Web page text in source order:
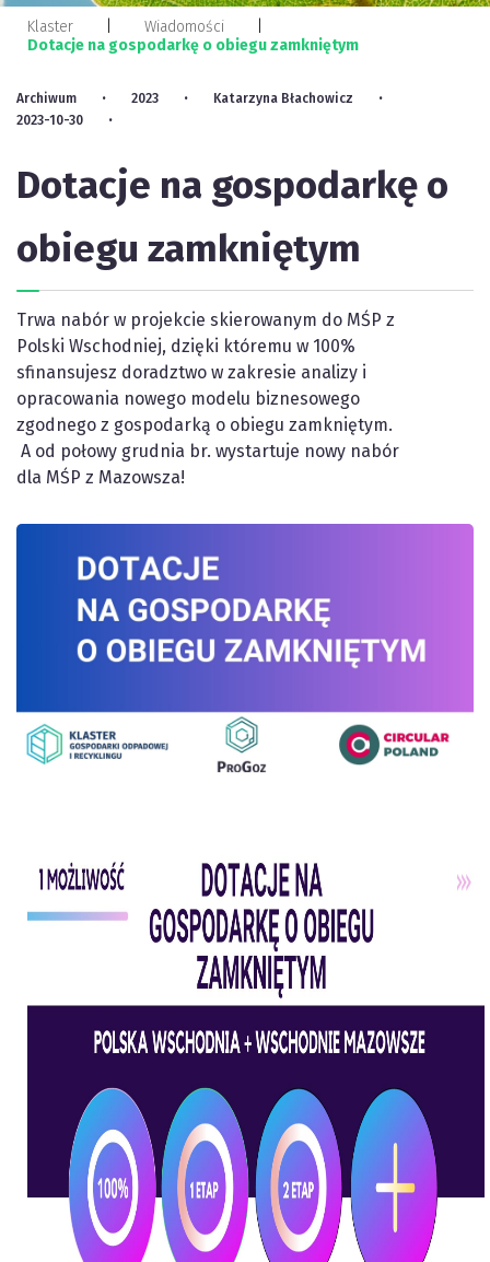
Klaster
Wiadomości
Dotacje na gospodarkę o obiegu zamkniętym
Archiwum 2023
Katarzyna Błachowicz
2023-10-30
Dotacje na gospodarkę o
obiegu zamkniętym
Trwa nabór w projekcie skierowanym do MŚP z
Polski Wschodniej, dzięki któremu w 100%
sfinansujesz doradztwo w zakresie analizy i
opracowania nowego modelu biznesowego
zgodnego z gospodarką o obiegu zamkniętym.
A od połowy grudnia br. wystartuje nowy nabór
dla MŚP z Mazowsza!